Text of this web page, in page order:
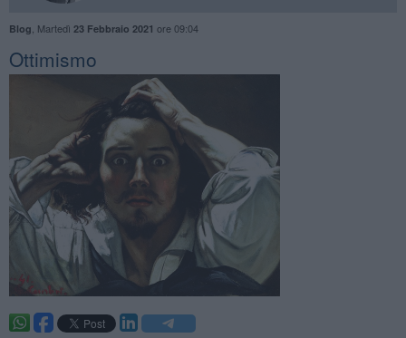
Blog Martedì 23 Febbraio 2021 ore 09:04
Ottimismo